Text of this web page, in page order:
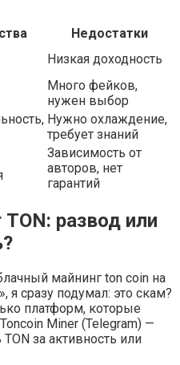
Недостатки
Низкая доходность
Много фейков,
нужен выбор
Нужно охлаждение,
требует знаний
Зависимость от
авторов, нет
гарантий
развод или
майнинг ton coin на
я сразу подумал: это скам?
платформ, которые
Miner (Telegram) —
за активность или